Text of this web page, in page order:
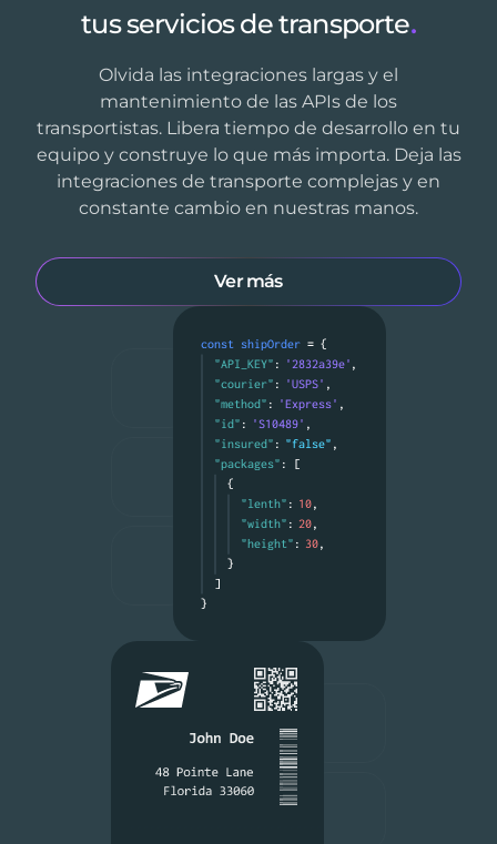
tus servicios de transporte.
Olvida las integraciones largas y el
mantenimiento de las APIs de los
transportistas. Libera tiempo de desarrollo en tu
equipo y construye lo que más importa. Deja las
integraciones de transporte complejas y en
constante cambio en nuestras manos.
Ver más